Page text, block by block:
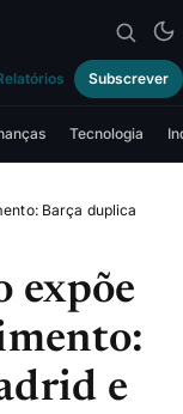
Subscrever
Tecnologia
Barça duplica
expõe
e